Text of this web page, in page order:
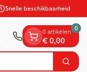
Snelle beschikbaarheid
Zoek
0 artikelen
€ 0,00
0